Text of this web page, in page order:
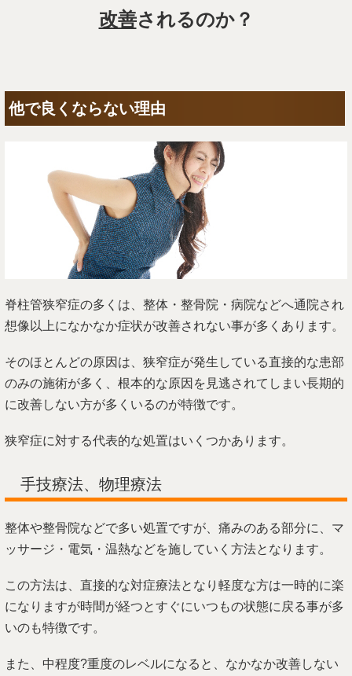
改善されるのか？
他で良くならない理由
脊柱管狭窄症の多くは、整体・整骨院・病院などへ通院され
想像以上になかなか症状が改善されない事が多くあります。
そのほとんどの原因は、狭窄症が発生している直接的な患部
のみの施術が多く、根本的な原因を見逃されてしまい長期的
に改善しない方が多くいるのが特徴です。
狭窄症に対する代表的な処置はいくつかあります。
手技療法、物理療法
整体や整骨院などで多い処置ですが、痛みのある部分に、マ
ッサージ・電気・温熱などを施していく方法となります。
この方法は、直接的な対症療法となり軽度な方は一時的に楽
になりますが時間が経つとすぐにいつもの状態に戻る事が多
いのも特徴です。
また、中程度?重度のレベルになると、なかなか改善しない